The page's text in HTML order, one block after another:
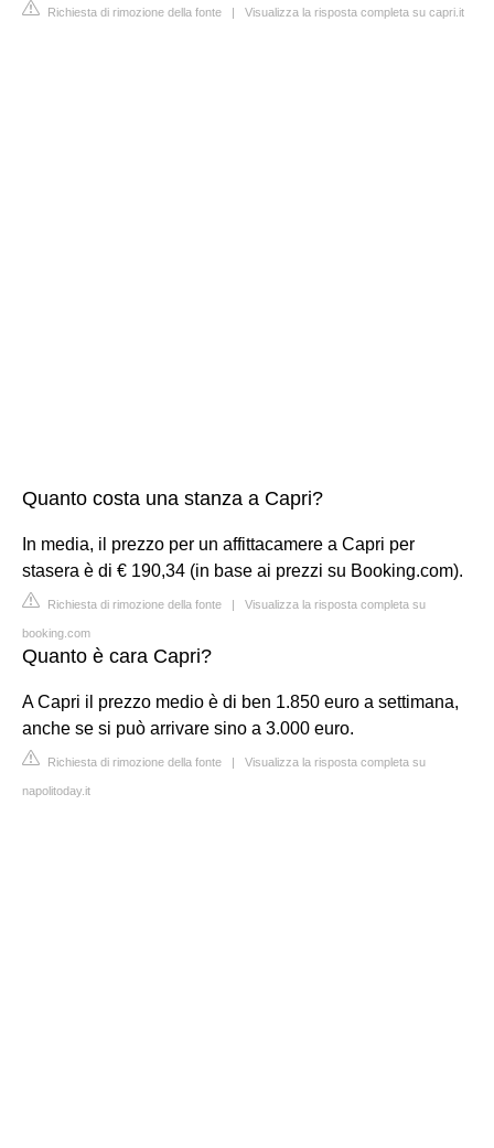
Richiesta di rimozione della fonte | Visualizza la risposta completa su capri.it
Quanto costa una stanza a Capri?
In media, il prezzo per un affittacamere a Capri per
stasera è di € 190,34 (in base ai prezzi su Booking.com).
Richiesta di rimozione della fonte | Visualizza la risposta completa su
booking.com
Quanto è cara Capri?
A Capri il prezzo medio è di ben 1.850 euro a settimana,
anche se si può arrivare sino a 3.000 euro.
Richiesta di rimozione della fonte | Visualizza la risposta completa su
napolitoday.it